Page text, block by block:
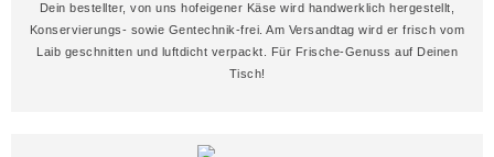
Dein bestellter, von uns hofeigener Käse wird handwerklich hergestellt,
Konservierungs- sowie Gentechnik-frei. Am Versandtag wird er frisch vom
Laib geschnitten und luftdicht verpackt. Für Frische-Genuss auf Deinen
Tisch!